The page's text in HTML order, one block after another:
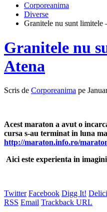
Corporeanima
Diverse
Granitele nu sunt limitele
Granitele nu
Atena
Scris de Corporeanima pe
Acest maraton a avut o
cursa s-au terminat in luna
http://maraton.info.ro/
Aici este experienta in
Twitter Facebook Digg It!
RSS Email Trackback URL